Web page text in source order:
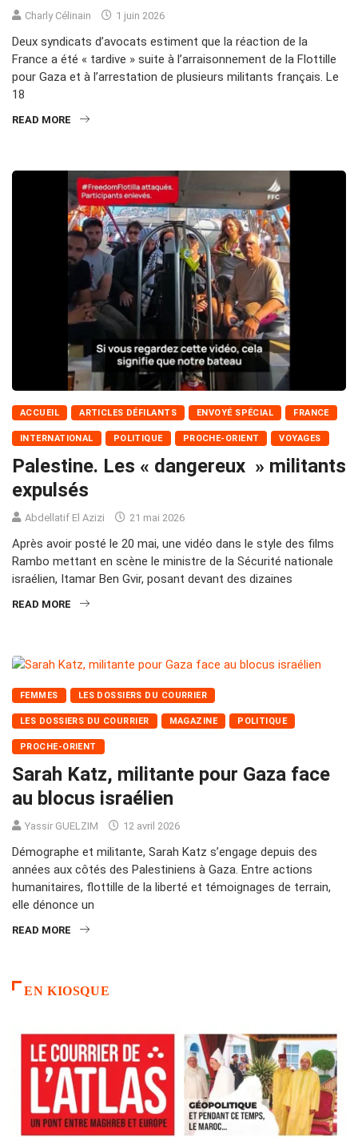
Charly Célinain 1 juin 2026
Deux syndicats d’avocats estiment que la réaction de la
France a été « tardive » suite à l’arraisonnement de la Flottille
pour Gaza et à l’arrestation de plusieurs militants français. Le
18
READ MORE
ACCUEIL ARTICLES DÉFILANTS ENVOYÉ SPÉCIAL FRANCE
INTERNATIONAL POLITIQUE PROCHE-ORIENT VOYAGES
Palestine. Les « dangereux » militants
expulsés
Abdellatif El Azizi 21 mai 2026
Après avoir posté le 20 mai, une vidéo dans le style des films
Rambo mettant en scène le ministre de la Sécurité nationale
israélien, Itamar Ben Gvir, posant devant des dizaines
READ MORE
FEMMES LES DOSSIERS DU COURRIER
LES DOSSIERS DU COURRIER MAGAZINE POLITIQUE
PROCHE-ORIENT
Sarah Katz, militante pour Gaza face
au blocus israélien
Yassir GUELZIM 12 avril 2026
Démographe et militante, Sarah Katz s’engage depuis des
années aux côtés des Palestiniens à Gaza. Entre actions
humanitaires, flottille de la liberté et témoignages de terrain,
elle dénonce un
READ MORE
EN KIOSQUE